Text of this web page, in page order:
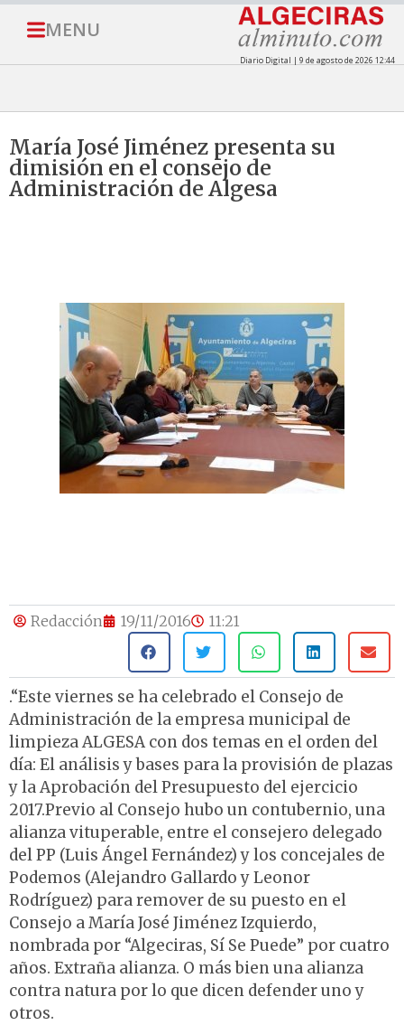
MENU
Diario Digital | 9 de agosto de 2026 12:44
María José Jiménez presenta su
dimisión en el consejo de
Administración de Algesa
Redacción 19/11/2016 11:21
.“Este viernes se ha celebrado el Consejo de
Administración de la empresa municipal de
limpieza ALGESA con dos temas en el orden del
día: El análisis y bases para la provisión de plazas
y la Aprobación del Presupuesto del ejercicio
2017.Previo al Consejo hubo un contubernio, una
alianza vituperable, entre el consejero delegado
del PP (Luis Ángel Fernández) y los concejales de
Podemos (Alejandro Gallardo y Leonor
Rodríguez) para remover de su puesto en el
Consejo a María José Jiménez Izquierdo,
nombrada por “Algeciras, Sí Se Puede” por cuatro
años. Extraña alianza. O más bien una alianza
contra natura por lo que dicen defender uno y
otros.